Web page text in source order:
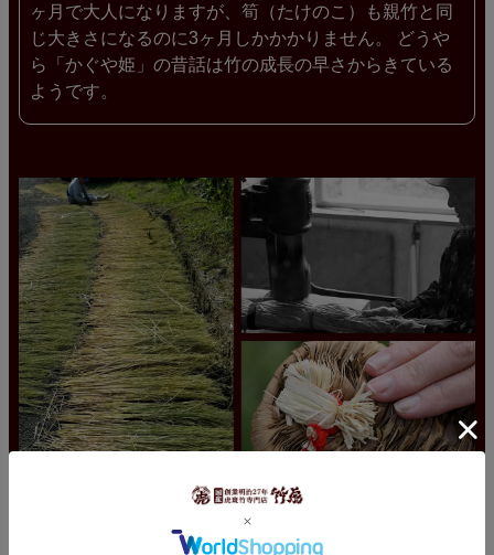
ヶ月で大人になりますが、筍（たけのこ）も親竹と同
じ大きさになるのに3ヶ月しかかかりません。 どうや
ら「かぐや姫」の昔話は竹の成長の早さからきている
ようです。
稲ワラも安心の国産